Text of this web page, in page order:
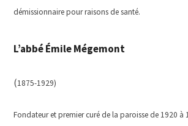
démissionnaire pour raisons de santé.
L’abbé Émile Mégemont
(1875-1929)
Fondateur et premier curé de la paroisse de 1920 à